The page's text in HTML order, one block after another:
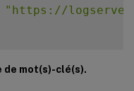
"https://
mot(s)-clé(s).